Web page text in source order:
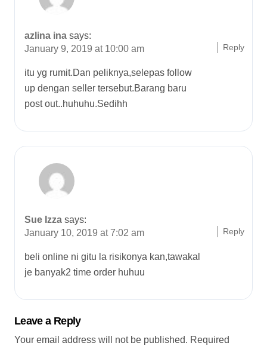
azlina ina says:
January 9, 2019 at 10:00 am
itu yg rumit.Dan peliknya,selepas follow
up dengan seller tersebut.Barang baru
post out..huhuhu.Sedihh
Reply
Sue Izza says:
January 10, 2019 at 7:02 am
beli online ni gitu la risikonya kan,tawakal
je banyak2 time order huhuu
Reply
Leave a Reply
Your email address will not be published. Required